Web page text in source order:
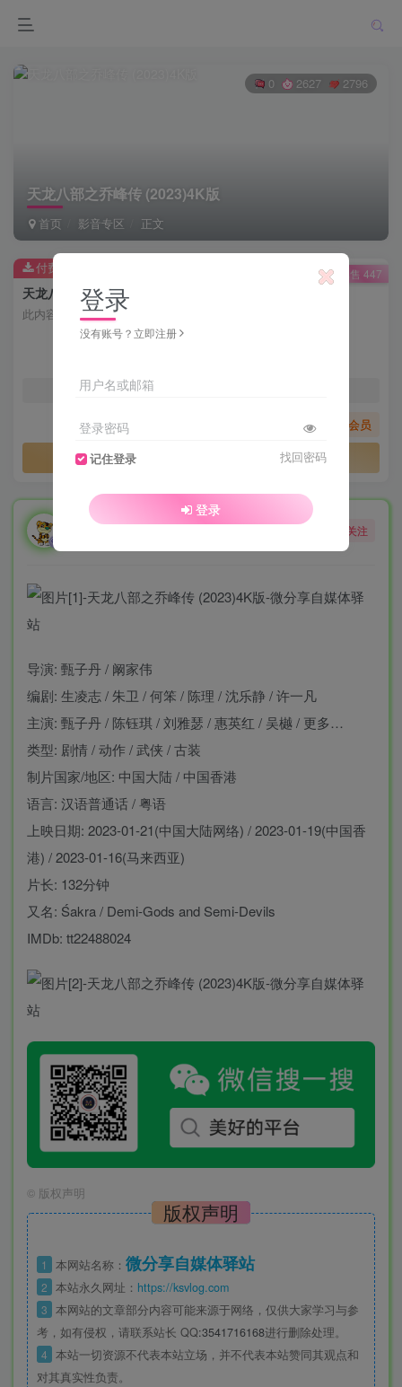
天龙八部之乔峰传 (2023)4K版
首页 影音专区 正文
0 2627 2796
天龙八部之乔峰传 (2023)4K版
此内容为付费资源，请付费后查看
月度会员免费
您暂无购买权限，请先开通会员
付费资源 已售 447
勇敢的大野狼 关注
导演: 甄子丹 / 阚家伟
编剧: 生凌志 / 朱卫 / 何笨 / 陈理 / 沈乐静 / 许一凡
主演: 甄子丹 / 陈钰琪 / 刘雅瑟 / 惠英红 / 吴樾 / 更多…
类型: 剧情 / 动作 / 武侠 / 古装
制片国家/地区: 中国大陆 / 中国香港
语言: 汉语普通话 / 粤语
上映日期: 2023-01-21(中国大陆网络) / 2023-01-19(中国香
港) / 2023-01-16(马来西亚)
片长: 132分钟
又名: Śakra / Demi-Gods and Semi-Devils
IMDb: tt22488024
© 版权声明
版权声明
1 本网站名称： 微分享自媒体驿站
2 本站永久网址： https://ksvlog.com
3 本网站的文章部分内容可能来源于网络，仅供大家学习与参
考，如有侵权，请联系站长 QQ:3541716168进行删除处理。
4 本站一切资源不代表本站立场，并不代表本站赞同其观点和
对其真实性负责。
登录
没有账号？立即注册
用户名或邮箱
登录密码
记住登录 找回密码
登录